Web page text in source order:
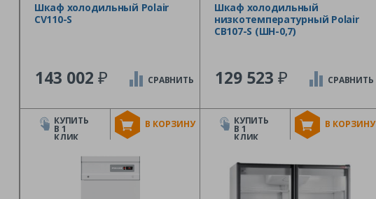
Шкаф холодильный Polair
CV110-S
143 002 ₽
В КОРЗИНУ
СРАВНИТЬ
КУПИТЬ
В 1
КЛИК
Шкаф холодильный
низкотемпературный Polair
CB107-S (ШН-0,7)
129 523 ₽
В КОРЗИНУ
СРАВНИТЬ
КУПИТЬ
В 1
КЛИК